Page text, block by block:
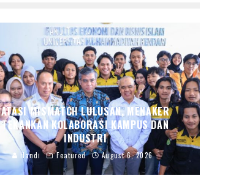
ATASI MISMATCH LULUSAN, MENAKER
TEKANKAN KOLABORASI KAMPUS DAN
INDUSTRI
Handi Featured August 6, 2026